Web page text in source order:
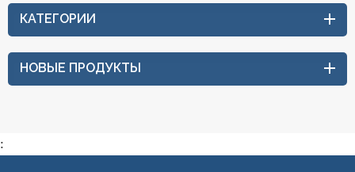
КАТЕГОРИИ
НОВЫЕ ПРОДУКТЫ
: